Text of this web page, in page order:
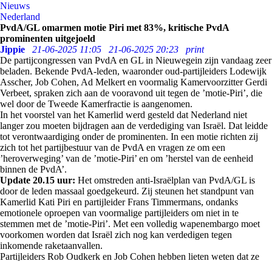
Nieuws
Nederland
PvdA/GL omarmen motie Piri met 83%, kritische PvdA
prominenten uitgejoeld
Jippie
21-06-2025 11:05 21-06-2025 20:23
print
De partijcongressen van PvdA en GL in Nieuwegein zijn vandaag zeer
beladen. Bekende PvdA-leden, waaronder oud-partijleiders Lodewijk
Asscher, Job Cohen, Ad Melkert en voormalig Kamervoorzitter Gerdi
Verbeet, spraken zich aan de vooravond uit tegen de ’motie-Piri’, die
wel door de Tweede Kamerfractie is aangenomen.
In het voorstel van het Kamerlid werd gesteld dat Nederland niet
langer zou moeten bijdragen aan de verdediging van Israël. Dat leidde
tot verontwaardiging onder de prominenten. In een motie richten zij
zich tot het partijbestuur van de PvdA en vragen ze om een
’heroverweging’ van de ’motie-Piri’ en om ’herstel van de eenheid
binnen de PvdA’.
Update 20.15 uur: Het omstreden anti-Israëlplan van PvdA/GL is
door de leden massaal goedgekeurd. Zij steunen het standpunt van
Kamerlid Kati Piri en partijleider Frans Timmermans, ondanks
emotionele oproepen van voormalige partijleiders om niet in te
stemmen met de ’motie-Piri’. Met een volledig wapenembargo moet
voorkomen worden dat Israël zich nog kan verdedigen tegen
inkomende raketaanvallen.
Partijleiders Rob Oudkerk en Job Cohen hebben lieten weten dat ze